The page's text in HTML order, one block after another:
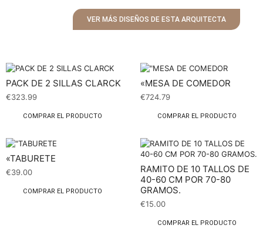
VER MÁS DISEÑOS DE ESTA ARQUITECTA
PACK DE 2 SILLAS CLARCK
€323.99
COMPRAR EL PRODUCTO
«MESA DE COMEDOR
€724.79
COMPRAR EL PRODUCTO
«TABURETE
€39.00
COMPRAR EL PRODUCTO
RAMITO DE 10 TALLOS DE
40-60 CM POR 70-80
GRAMOS.
€15.00
COMPRAR EL PRODUCTO